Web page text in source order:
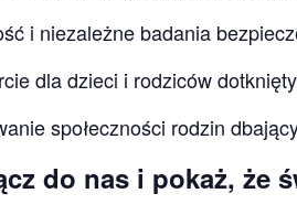
i niezależne badania
dla dzieci i rodziców
społeczności rodzin
do nas i pokaż, że